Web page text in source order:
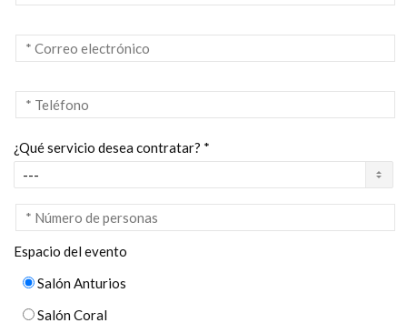
¿Qué servicio desea contratar? *
Espacio del evento
Salón Anturios
Salón Coral